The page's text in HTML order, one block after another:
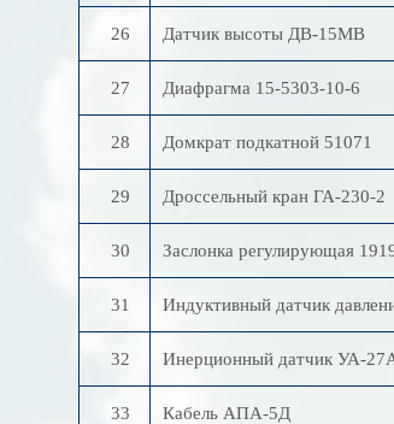
26 Датчик высоты ДВ-15МВ
27 Диафрагма 15-5303-10-6
28 Домкрат подкатной 51071
29 Дроссельный кран ГА-230-2
30 Заслонка регулирующая
31 Индуктивный датчик
32 Инерционный датчик УА-
33 Кабель АПА-5Д